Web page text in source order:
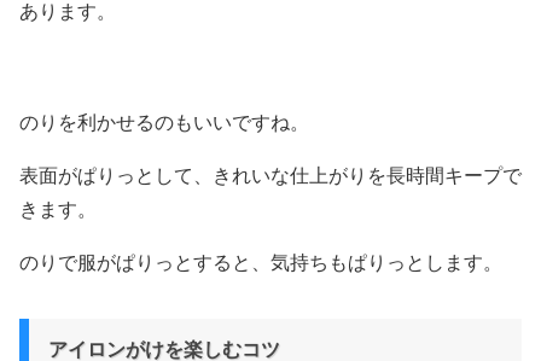
あります。
のりを利かせるのもいいですね。
表面がぱりっとして、きれいな仕上がりを長時間キープで
きます。
のりで服がぱりっとすると、気持ちもぱりっとします。
アイロンがけを楽しむコツ